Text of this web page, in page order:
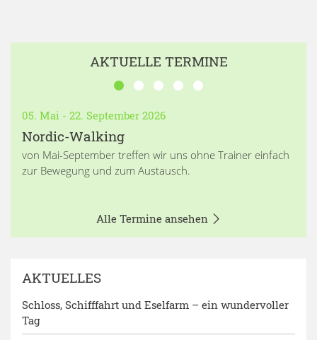
AKTUELLE TERMINE
05. Mai - 22. September 2026
Nordic-Walking
von Mai-September treffen wir uns ohne Trainer einfach
zur Bewegung und zum Austausch.
Alle Termine ansehen
AKTUELLES
Schloss, Schifffahrt und Eselfarm – ein wundervoller
Tag